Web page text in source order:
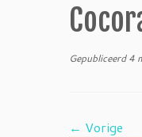
Gepubliceerd 4
← Vorige